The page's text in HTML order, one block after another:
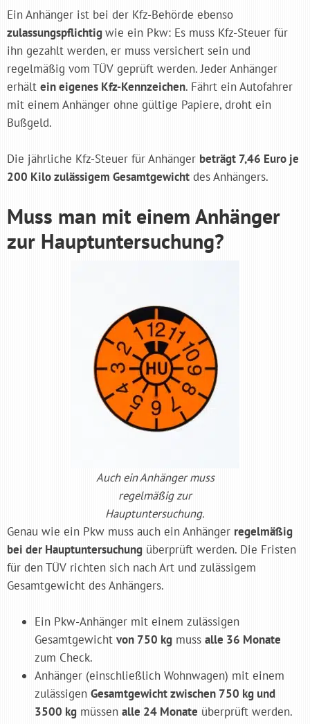
Ein Anhänger ist bei der Kfz-Behörde ebenso
zulassungspflichtigwie ein Pkw: Es muss Kfz-Steuer für
ihn gezahlt werden, er muss versichert sein und
regelmäßig vom TÜV geprüft werden. Jeder Anhänger
erhält ein eigenes Kfz-Kennzeichen. Fährt ein Autofahrer
mit einem Anhänger ohne gültige Papiere, droht ein
Bußgeld.
Die jährliche Kfz-Steuer für Anhänger beträgt 7,46 Euro je
200 Kilo zulässigem Gesamtgewicht des Anhängers.
Muss man mit einem Anhänger
zur Hauptuntersuchung?
Auch ein Anhänger muss
regelmäßig zur
Hauptuntersuchung.
Genau wie ein Pkw muss auch ein Anhänger regelmäßig
bei der Hauptuntersuchung überprüft werden. Die Fristen
für den TÜV richten sich nach Art und zulässigem
Gesamtgewicht des Anhängers.
Ein Pkw-Anhänger mit einem zulässigen
Gesamtgewicht von 750 kg muss alle 36 Monate
zum Check.
Anhänger (einschließlich Wohnwagen) mit einem
zulässigen Gesamtgewicht zwischen 750 kg und
3500 kg müssen alle 24 Monate überprüft werden.